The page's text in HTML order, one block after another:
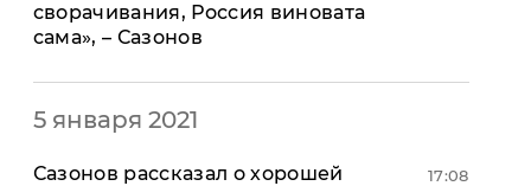
сворачивания, Россия виновата
сама», – Сазонов
5 января 2021
Сазонов рассказал о хорошей
17:08